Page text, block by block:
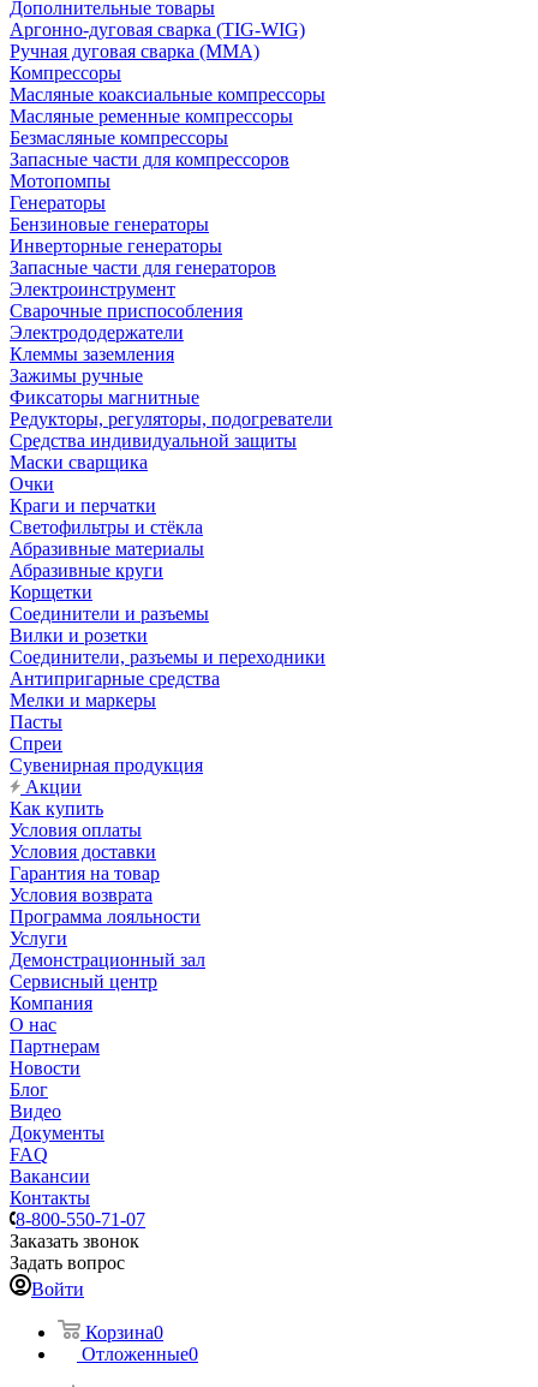
Дополнительные товары
Аргонно-дуговая сварка (TIG-WIG)
Ручная дуговая сварка (MMA)
Компрессоры
Масляные коаксиальные компрессоры
Масляные ременные компрессоры
Безмасляные компрессоры
Запасные части для компрессоров
Мотопомпы
Генераторы
Бензиновые генераторы
Инверторные генераторы
Запасные части для генераторов
Электроинструмент
Сварочные приспособления
Электрододержатели
Клеммы заземления
Зажимы ручные
Фиксаторы магнитные
Редукторы, регуляторы, подогреватели
Средства индивидуальной защиты
Маски сварщика
Очки
Краги и перчатки
Светофильтры и стёкла
Абразивные материалы
Абразивные круги
Корщетки
Соединители и разъемы
Вилки и розетки
Соединители, разъемы и переходники
Антипригарные средства
Мелки и маркеры
Пасты
Спреи
Сувенирная продукция
Акции
Как купить
Условия оплаты
Условия доставки
Гарантия на товар
Условия возврата
Программа лояльности
Услуги
Демонстрационный зал
Сервисный центр
Компания
О нас
Партнерам
Новости
Блог
Видео
Документы
FAQ
Вакансии
Контакты
8-800-550-71-07
Заказать звонок
Задать вопрос
Войти
Корзина0
Отложенные0